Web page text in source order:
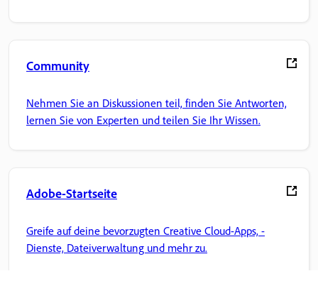
Community
Nehmen Sie an Diskussionen teil, finden Sie Antworten,
lernen Sie von Experten und teilen Sie Ihr Wissen.
Adobe-Startseite
Greife auf deine bevorzugten Creative Cloud-Apps, -
Dienste, Dateiverwaltung und mehr zu.